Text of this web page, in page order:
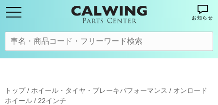
お知らせ
トップ/ ホイール・タイヤ・ブレーキパフォーマンス / オンロード
ホイール / 22インチ